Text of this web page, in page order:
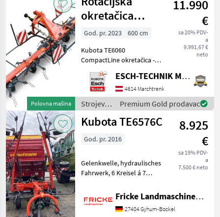
za travu i
baliranje
/ Kubota
Polovna mašina
okretačica
Kubota TE6060
11.990
€
sa 20% PDV-
a
9.991,67 €
neto
God. pr. 2023
600 cm
Kubota TE6060
CompactLine okretačica -
Novi stroj na zalihi po
posebnoj cijeni! - Radna
širina 6, 05 m - 6 rotora,
svaki s 5 krakova zupaca -
Transportna širina 2, 75
ESCH-TECHNIK Maschinenhandels GmbH, Marchtrenk
4614 Marchtrenk
Strojevi i
oprema
za travu i
/ Kubota
Premium Gold prodavac
Kubota TE6576C
8.925
€
sa 19% PDV-
a
7.500 € neto
God. pr. 2016
Gelenkwelle, hydraulisches
Fahrwerk, 6 Kreisel á 7
Grenzstreueinrichtung,
Tastrad am Anbaubock
Fricke Landmaschinen GmbH
27404 Gyhum-Bockel